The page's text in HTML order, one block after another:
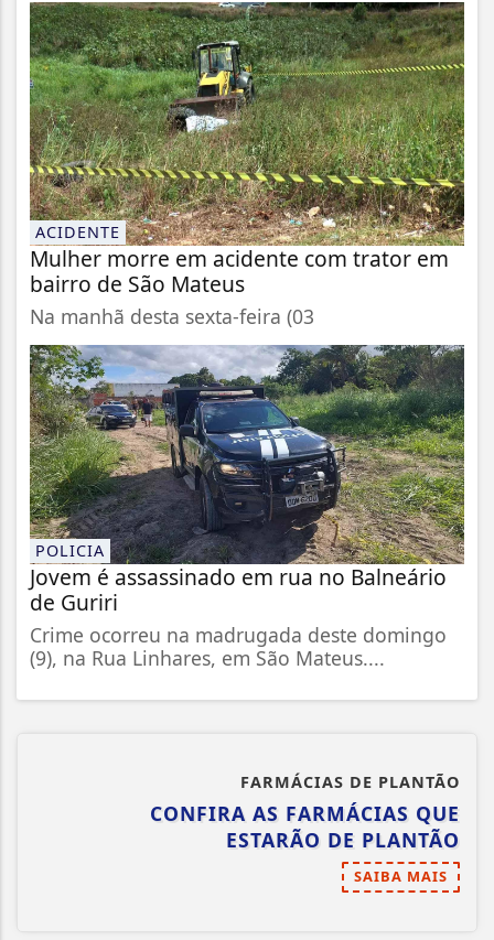
ACIDENTE
Mulher morre em acidente com trator em
bairro de São Mateus
Na manhã desta sexta-feira (03
POLICIA
Jovem é assassinado em rua no Balneário
de Guriri
Crime ocorreu na madrugada deste domingo
(9), na Rua Linhares, em São Mateus....
FARMÁCIAS DE PLANTÃO
CONFIRA AS FARMÁCIAS QUE
ESTARÃO DE PLANTÃO
SAIBA MAIS